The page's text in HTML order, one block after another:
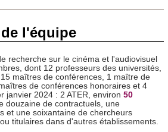
l'équipe
recherche sur le cinéma et l'audiovisuel
dont 12 professeurs des universités,
maîtres de conférences, 1 maître de
de conférences honoraires et 4
janvier 2024 : 2 ATER, environ 50
douzaine de contractuels, une
et une soixantaine de chercheurs
titulaires dans d'autres établissements